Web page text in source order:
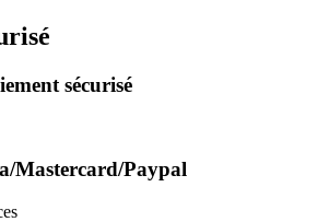
sécurisé
Mastercard/Paypal